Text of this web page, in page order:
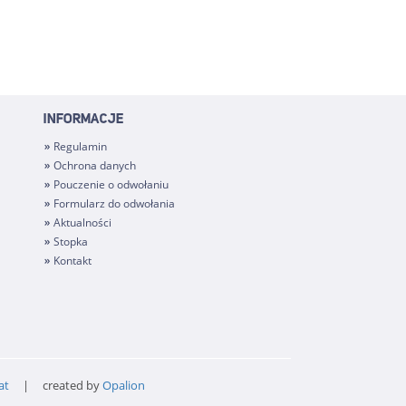
INFORMACJE
Regulamin
Ochrona danych
Pouczenie o odwołaniu
Formularz do odwołania
Aktualności
Stopka
Kontakt
| created byOpalion